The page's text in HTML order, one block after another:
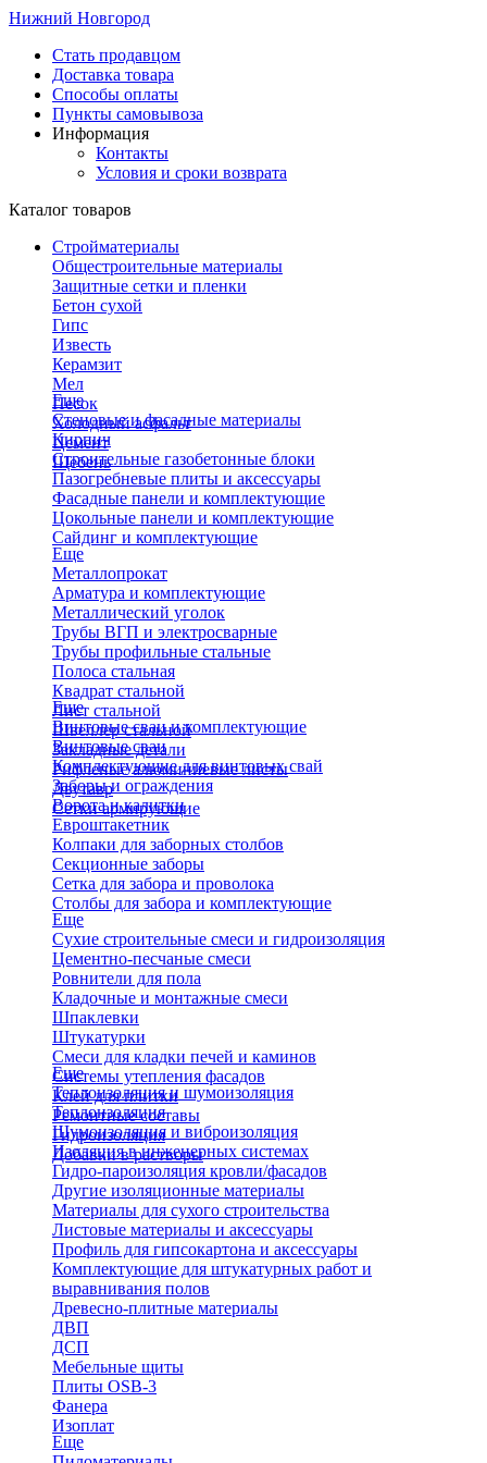
Нижний Новгород
Стать продавцом
Доставка товара
Способы оплаты
Пункты самовывоза
Информация
Контакты
Условия и сроки возврата
Каталог товаров
Стройматериалы
Общестроительные материалы
Защитные сетки и пленки
Бетон сухой
Гипс
Известь
Керамзит
Мел
Песок
Холодный асфальт
Цемент
Щебень
Еще
Стеновые и фасадные материалы
Кирпич
Строительные газобетонные блоки
Пазогребневые плиты и аксессуары
Фасадные панели и комплектующие
Цокольные панели и комплектующие
Сайдинг и комплектующие
Еще
Металлопрокат
Арматура и комплектующие
Металлический уголок
Трубы ВГП и электросварные
Трубы профильные стальные
Полоса стальная
Квадрат стальной
Лист стальной
Швеллер стальной
Закладные детали
Рифленые алюминиевые листы
Двутавр
Сетки армирующие
Еще
Винтовые сваи и комплектующие
Винтовые сваи
Комплектующие для винтовых свай
Заборы и ограждения
Ворота и калитки
Евроштакетник
Колпаки для заборных столбов
Секционные заборы
Сетка для забора и проволока
Столбы для забора и комплектующие
Еще
Сухие строительные смеси и гидроизоляция
Цементно-песчаные смеси
Ровнители для пола
Кладочные и монтажные смеси
Шпаклевки
Штукатурки
Смеси для кладки печей и каминов
Системы утепления фасадов
Клей для плитки
Ремонтные составы
Гидроизоляция
Добавки в растворы
Еще
Теплоизоляция и шумоизоляция
Теплоизоляция
Шумоизоляция и виброизоляция
Изоляция в инженерных системах
Гидро-пароизоляция кровли/фасадов
Другие изоляционные материалы
Материалы для сухого строительства
Листовые материалы и аксессуары
Профиль для гипсокартона и аксессуары
Комплектующие для штукатурных работ и
выравнивания полов
Древесно-плитные материалы
ДВП
ДСП
Мебельные щиты
Плиты OSB-3
Фанера
Изоплат
Еще